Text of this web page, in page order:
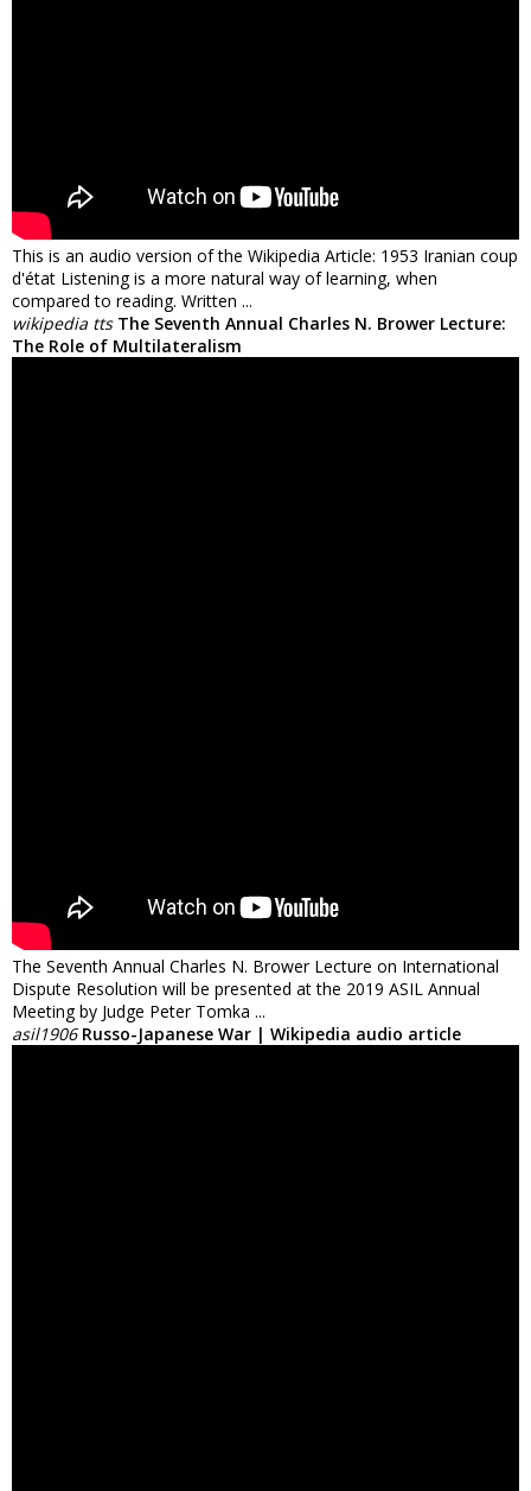
This is an audio version of the Wikipedia Article: 1953 Iranian coup
d'état Listening is a more natural way of learning, when
compared to reading. Written ...
wikipedia tts The Seventh Annual Charles N. Brower Lecture:
The Role of Multilateralism
The Seventh Annual Charles N. Brower Lecture on International
Dispute Resolution will be presented at the 2019 ASIL Annual
Meeting by Judge Peter Tomka ...
asil1906 Russo-Japanese War | Wikipedia audio article